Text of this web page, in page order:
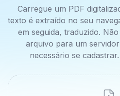
Carregue um PDF
texto é extraído no seu
em seguida, traduzido.
arquivo para um
necessário se